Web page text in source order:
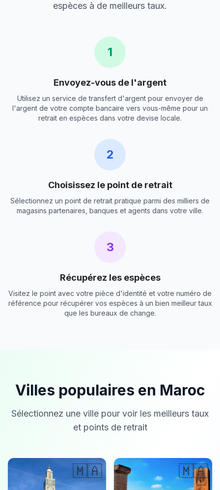
espèces à de meilleurs taux.
1
Envoyez-vous de l'argent
Utilisez un service de transfert d'argent pour envoyer de
l'argent de votre compte bancaire vers vous-même pour un
retrait en espèces dans votre devise locale.
2
Choisissez le point de retrait
Sélectionnez un point de retrait pratique parmi des milliers de
magasins partenaires, banques et agents dans votre ville.
3
Récupérez les espèces
Visitez le point avec votre pièce d'identité et votre numéro de
référence pour récupérer vos espèces à un bien meilleur taux
que les bureaux de change.
Villes populaires en Maroc
Sélectionnez une ville pour voir les meilleurs taux
et points de retrait
🇲🇦 🇲🇦